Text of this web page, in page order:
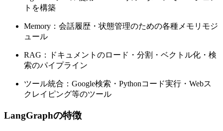
トを構築
Memory：会話履歴・状態管理のための各種メモリモジ
ュール
RAG：ドキュメントのロード・分割・ベクトル化・検
索のパイプライン
ツール統合：Google検索・Pythonコード実行・Webス
クレイピング等のツール
LangGraphの特徴